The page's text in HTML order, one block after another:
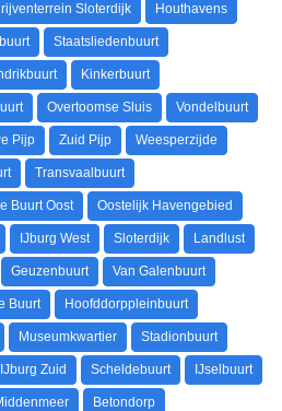
Sloterdijk Houthavens
Staatsliedenbuurt
Kinkerbuurt
Overtoomse Sluis Vondelbuurt
Pijp Zuid Pijp Weesperzijde
Transvaalbuurt
Buurt Oost Oostelijk Havengebied
IJburg West Sloterdijk Landlust
Geuzenbuurt Van Galenbuurt
Buurt Hoofddorppleinbuurt
Museumkwartier Stadionbuurt
IJburg Zuid Scheldebuurt IJselbuurt
Betondorp